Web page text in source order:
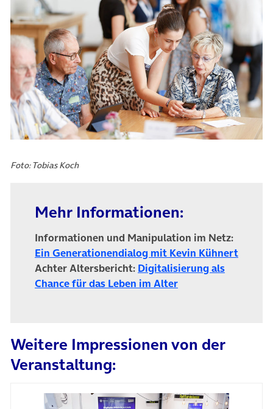
Foto: Tobias Koch
Mehr Informationen:
Informationen und Manipulation im Netz:
Ein Generationendialog mit Kevin Kühnert(öffnet
Achter Altersbericht: Digitalisierung als
Chance für das Leben im Alter(öffnet in neuem
Weitere Impressionen von der
Veranstaltung: